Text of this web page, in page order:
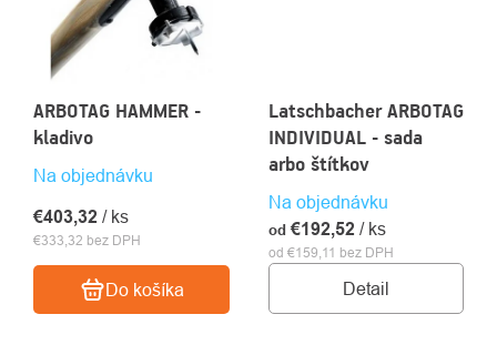
ARBOTAG HAMMER -
kladivo
Na objednávku
€333,32 bez DPH
€403,32 / ks
Do košíka
Latschbacher ARBOTAG
INDIVIDUAL - sada
arbo štítkov
Na objednávku
od €159,11 bez DPH
od €192,52 / ks
Detail